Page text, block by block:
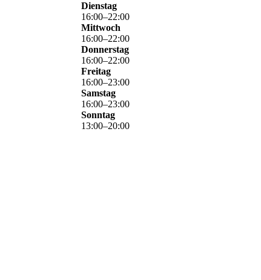
Dienstag
16:00–22:00
Mittwoch
16:00–22:00
Donnerstag
16:00–22:00
Freitag
16:00–23:00
Samstag
16:00–23:00
Sonntag
13:00–20:00